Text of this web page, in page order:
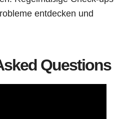
entdecken und
Questions